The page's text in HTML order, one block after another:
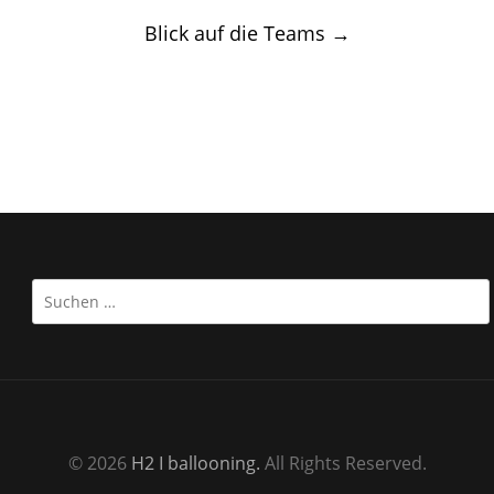
navigationBlick auf die Teams →
Suchen
nach:
© 2026 H2 I ballooning. All Rights Reserved.